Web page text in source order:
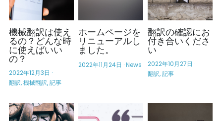
機械翻訳は使え
るの？どんな時
に使えばいい
の？
2022年12月3日 ·
翻訳,機械翻訳,記事
ホームページを
リニューアルし
ました。
2022年11月24日 ·News
翻訳の確認にお
付き合いくださ
い
2022年10月27日 ·
翻訳,記事